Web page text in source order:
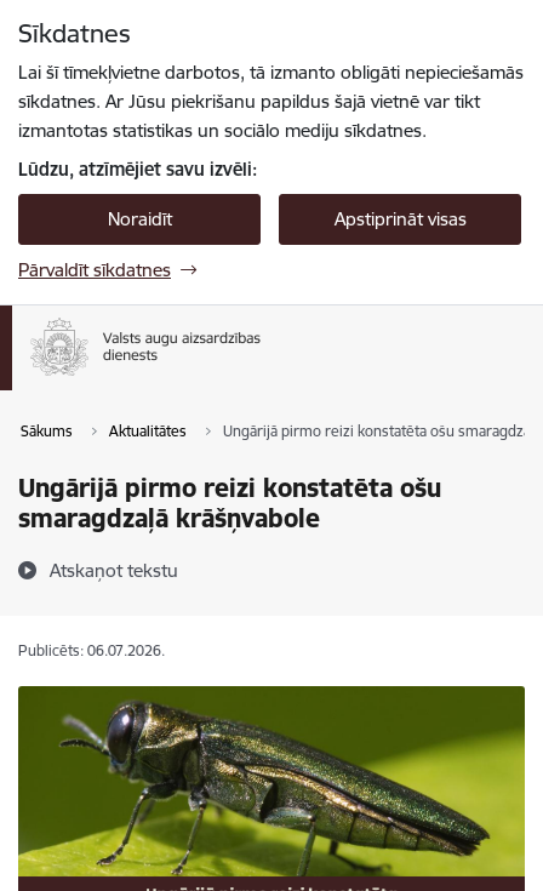
Sīkdatnes
Lai šī tīmekļvietne darbotos, tā izmanto obligāti nepieciešamās
sīkdatnes. Ar Jūsu piekrišanu papildus šajā vietnē var tikt
izmantotas statistikas un sociālo mediju sīkdatnes.
Lūdzu, atzīmējiet savu izvēli:
Noraidīt Apstiprināt visas
Pārvaldīt sīkdatnes
Sākums Aktualitātes Ungārijā pirmo reizi konstatēta ošu
Ungārijā pirmo reizi konstatēta ošu
smaragdzaļā krāšņvabole
Atskaņot tekstu
Publicēts: 06.07.2026.